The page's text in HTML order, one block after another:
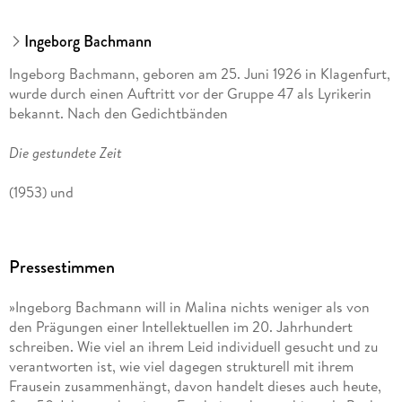
Ingeborg Bachmann
Ingeborg Bachmann, geboren am 25. Juni 1926 in Klagenfurt,
wurde durch einen Auftritt vor der Gruppe 47 als Lyrikerin
bekannt. Nach den Gedichtbänden
Die gestundete Zeit
(1953) und
(1956) publizierte sie Hörspiele, Essays und zwei
Malina
(1971) ist ihr einziger vollendeter Roman. Bachmann starb am
17. Oktober 1973 in Rom.
Pressestimmen
»Ingeborg Bachmann will in Malina nichts weniger als von
den Prägungen einer Intellektuellen im 20. Jahrhundert
schreiben. Wie viel an ihrem Leid individuell gesucht und zu
verantworten ist, wie viel dagegen strukturell mit ihrem
Frausein zusammenhängt, davon handelt dieses auch heute,